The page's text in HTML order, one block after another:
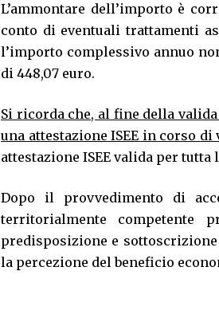
L’ammontare dell’importo è
conto di eventuali trattamenti
l’importo complessivo annuo
di 448,07 euro.
Si ricorda che, al fine della
una attestazione ISEE in corso di
attestazione ISEE valida per tutta
Dopo il provvedimento di
territorialmente
predisposizione e
la percezione del beneficio